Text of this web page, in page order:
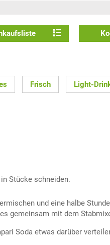
Frisch Light-
Stücke schneiden.
und eine halbe
gemeinsam mit dem
Soda etwas darüber